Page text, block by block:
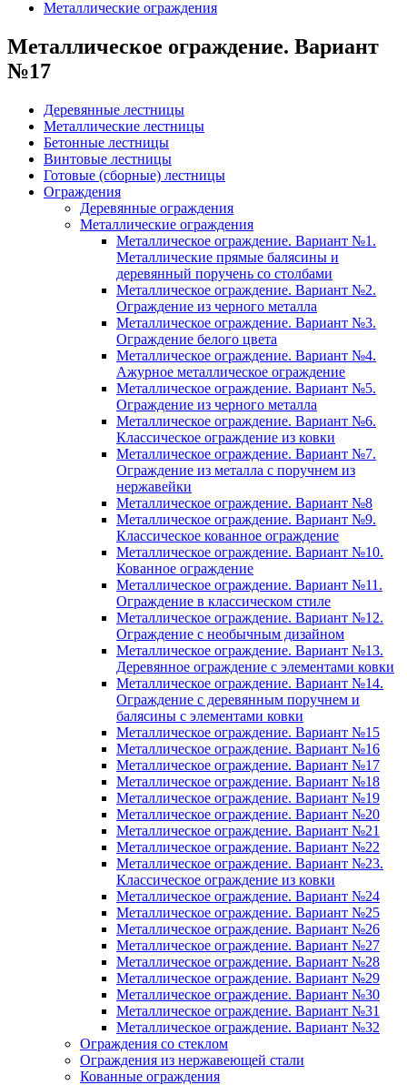
Металлические ограждения
Металлическое ограждение. Вариант
№17
Деревянные лестницы
Металлические лестницы
Бетонные лестницы
Винтовые лестницы
Готовые (сборные) лестницы
Ограждения
Деревянные ограждения
Металлические ограждения
Металлическое ограждение. Вариант №1.
Металлические прямые балясины и
деревянный поручень со столбами
Металлическое ограждение. Вариант №2.
Ограждение из черного металла
Металлическое ограждение. Вариант №3.
Ограждение белого цвета
Металлическое ограждение. Вариант №4.
Ажурное металлическое ограждение
Металлическое ограждение. Вариант №5.
Ограждение из черного металла
Металлическое ограждение. Вариант №6.
Классическое ограждение из ковки
Металлическое ограждение. Вариант №7.
Ограждение из металла с поручнем из
нержавейки
Металлическое ограждение. Вариант №8
Металлическое ограждение. Вариант №9.
Классическое кованное ограждение
Металлическое ограждение. Вариант №10.
Кованное ограждение
Металлическое ограждение. Вариант №11.
Ограждение в классическом стиле
Металлическое ограждение. Вариант №12.
Ограждение с необычным дизайном
Металлическое ограждение. Вариант №13.
Деревянное ограждение с элементами ковки
Металлическое ограждение. Вариант №14.
Ограждение с деревянным поручнем и
балясины с элементами ковки
Металлическое ограждение. Вариант №15
Металлическое ограждение. Вариант №16
Металлическое ограждение. Вариант №17
Металлическое ограждение. Вариант №18
Металлическое ограждение. Вариант №19
Металлическое ограждение. Вариант №20
Металлическое ограждение. Вариант №21
Металлическое ограждение. Вариант №22
Металлическое ограждение. Вариант №23.
Классическое ограждение из ковки
Металлическое ограждение. Вариант №24
Металлическое ограждение. Вариант №25
Металлическое ограждение. Вариант №26
Металлическое ограждение. Вариант №27
Металлическое ограждение. Вариант №28
Металлическое ограждение. Вариант №29
Металлическое ограждение. Вариант №30
Металлическое ограждение. Вариант №31
Металлическое ограждение. Вариант №32
Ограждения со стеклом
Ограждения из нержавеющей стали
Кованные ограждения